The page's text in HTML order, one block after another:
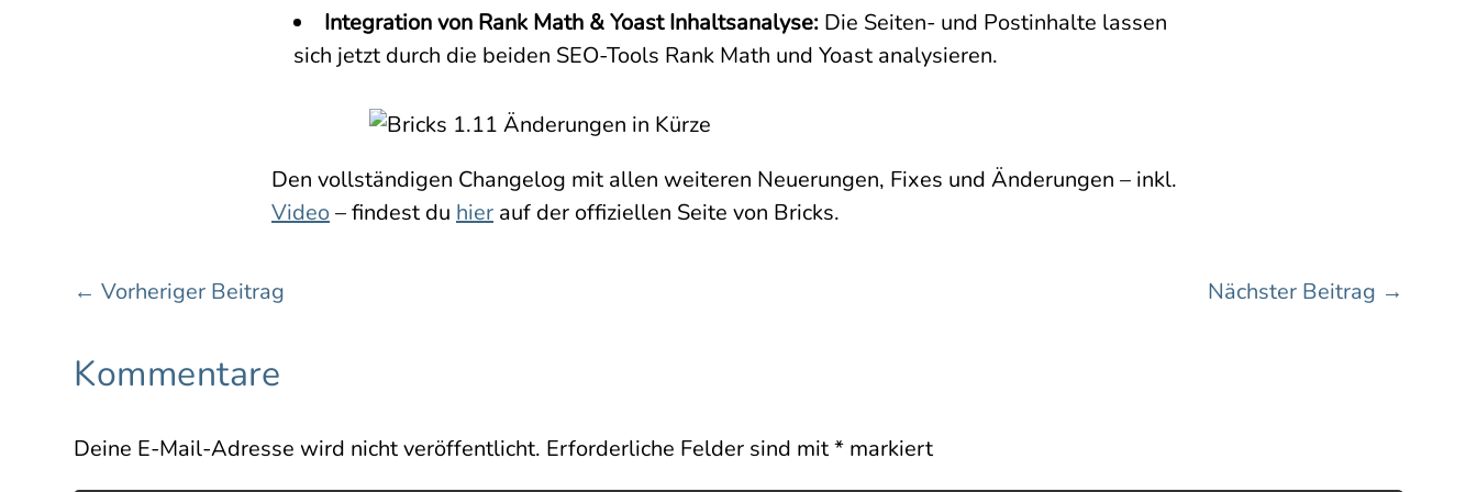
Integration von Rank Math & Yoast Inhaltsanalyse: Die Seiten- und Postinhalte lassen
sich jetzt durch die beiden SEO-Tools Rank Math und Yoast analysieren.
Den vollständigen Changelog mit allen weiteren Neuerungen, Fixes und Änderungen – inkl.
Video– findest du hier auf der offiziellen Seite von Bricks.
←Vorheriger Beitrag Nächster Beitrag →
Kommentare
Deine E-Mail-Adresse wird nicht veröffentlicht. Erforderliche Felder sind mit* markiert